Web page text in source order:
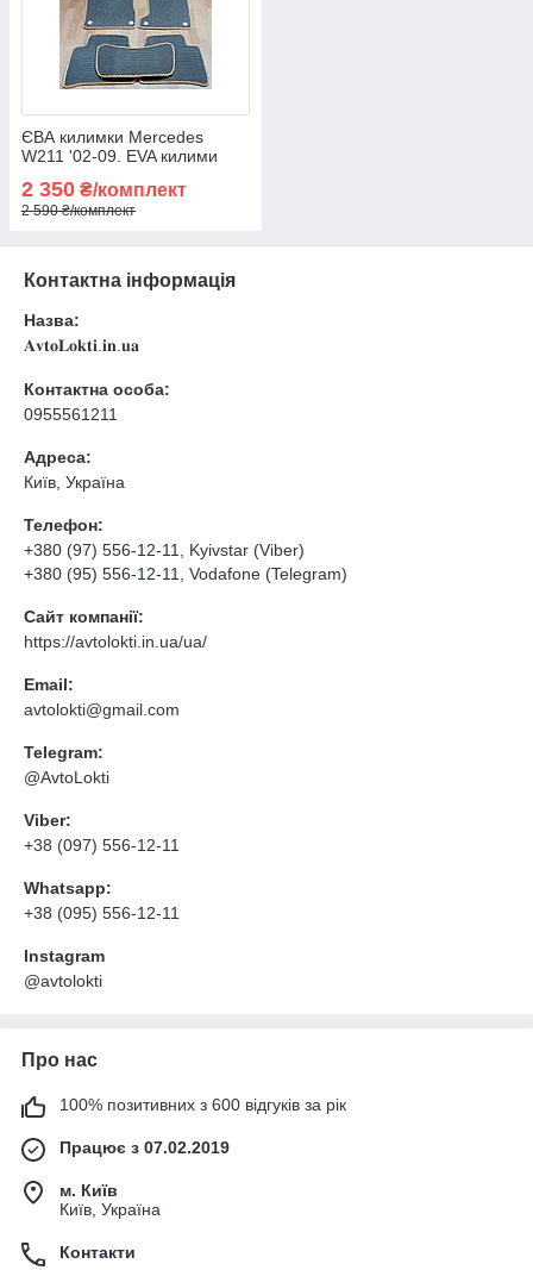
ЄВА килимки Mercedes
W211 '02-09. EVA килими
2 350 ₴/комплект
2 590 ₴/комплект
Контактна інформація
Назва:
𝐀𝐯𝐭𝐨𝐋𝐨𝐤𝐭𝐢.𝐢𝐧.𝐮𝐚
Контактна особа:
0955561211
Адреса:
Київ, Україна
Телефон:
+380 (97) 556-12-11
, Kyivstar (Viber)
+380 (95) 556-12-11
, Vodafone (Telegram)
Сайт компанії:
https://avtolokti.in.ua/ua/
Email:
avtolokti@gmail.com
Telegram:
@AvtoLokti
Viber:
+38 (097) 556-12-11
Whatsapp:
+38 (095) 556-12-11
Instagram
@avtolokti
Про нас
100% позитивних з 600 відгуків за рік
Працює з 07.02.2019
м. Київ
Київ, Україна
Контакти